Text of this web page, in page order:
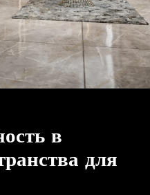
проекты
и Стиль
в
для